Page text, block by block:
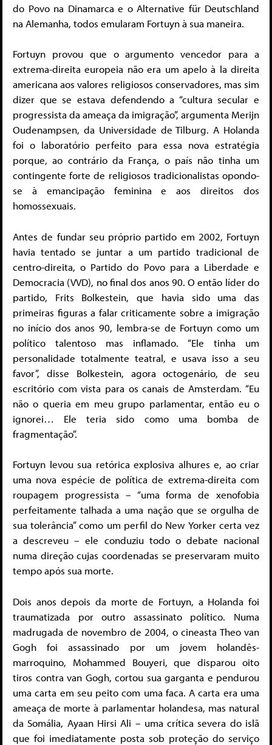
do Povo na Dinamarca e o Alternative für Deutschland
na Alemanha, todos emularam Fortuyn à sua maneira.
Fortuyn provou que o argumento vencedor para a
extrema-direita europeia não era um apelo à la direita
americana aos valores religiosos conservadores, mas sim
dizer que se estava defendendo a “cultura secular e
progressista da ameaça da imigração”, argumenta Merijn
Oudenampsen, da Universidade de Tilburg. A Holanda
foi o laboratório perfeito para essa nova estratégia
porque, ao contrário da França, o país não tinha um
contingente forte de religiosos tradicionalistas opondo-
se à emancipação feminina e aos direitos dos
homossexuais.
Antes de fundar seu próprio partido em 2002, Fortuyn
havia tentado se juntar a um partido tradicional de
centro-direita, o Partido do Povo para a Liberdade e
Democracia (VVD), no final dos anos 90. O então líder do
partido, Frits Bolkestein, que havia sido uma das
primeiras figuras a falar criticamente sobre a imigração
no início dos anos 90, lembra-se de Fortuyn como um
político talentoso mas inflamado. “Ele tinha um
personalidade totalmente teatral, e usava isso a seu
favor”, disse Bolkestein, agora octogenário, de seu
escritório com vista para os canais de Amsterdam. “Eu
não o queria em meu grupo parlamentar, então eu o
ignorei… Ele teria sido como uma bomba de
fragmentação”.
Fortuyn levou sua retórica explosiva alhures e, ao criar
uma nova espécie de política de extrema-direita com
roupagem progressista – “uma forma de xenofobia
perfeitamente talhada a uma nação que se orgulha de
sua tolerância” como um perfil do New Yorker certa vez
a descreveu – ele conduziu todo o debate nacional
numa direção cujas coordenadas se preservaram muito
tempo após sua morte.
Dois anos depois da morte de Fortuyn, a Holanda foi
traumatizada por outro assassinato político. Numa
madrugada de novembro de 2004, o cineasta Theo van
Gogh foi assassinado por um jovem holandês-
marroquino, Mohammed Bouyeri, que disparou oito
tiros contra van Gogh, cortou sua garganta e pendurou
uma carta em seu peito com uma faca. A carta era uma
ameaça de morte à parlamentar holandesa, mas natural
da Somália, Ayaan Hirsi Ali – uma crítica severa do islã
que foi imediatamente posta sob proteção do serviço